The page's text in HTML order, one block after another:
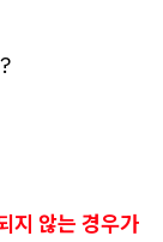
지 않는 경우가